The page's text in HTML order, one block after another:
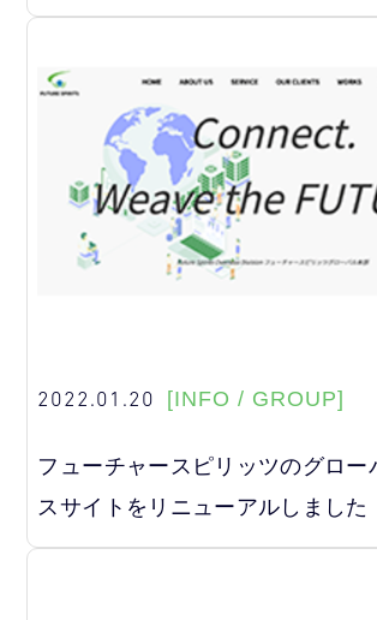
2022.01.20 [INFO / GROUP]
フューチャースピリッツのグロー
スサイトをリニューアルしました